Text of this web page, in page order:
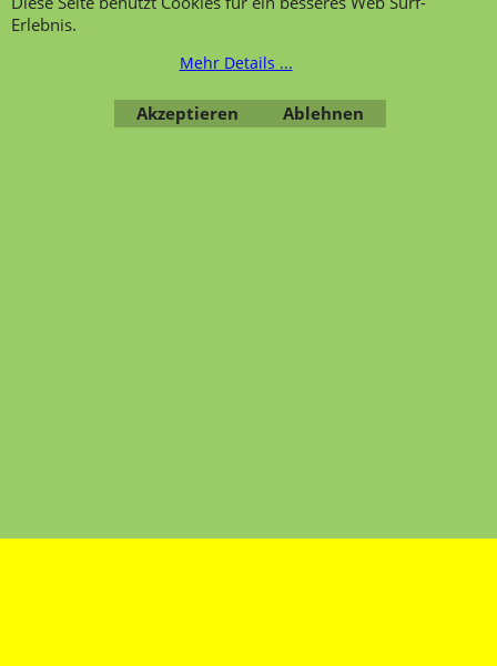
Telefonservice
Wir über uns
AGB
Datenschutzerklärung
Erlebnis.
Mehr Details ...
Akzeptieren Ablehnen